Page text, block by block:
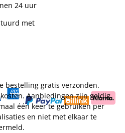
24 uur
met
bestelling gratis verzonden.
Aanbiedingen zijn geldig
één keer te gebruiken per
en niet met elkaar te